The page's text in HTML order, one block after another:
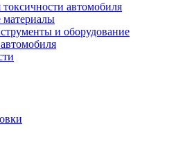
автомобиля
и оборудование